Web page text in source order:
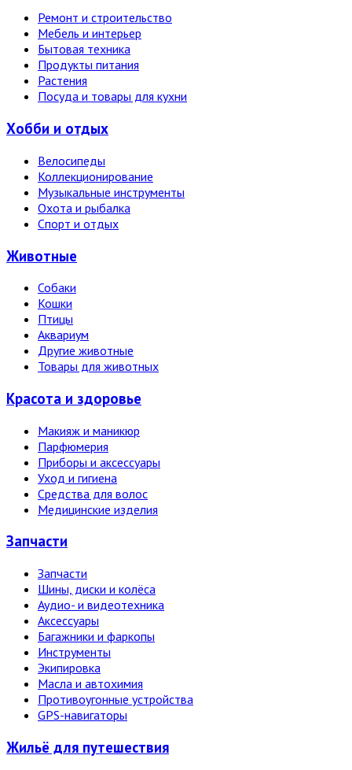
Ремонт и строительство
Мебель и интерьер
Бытовая техника
Продукты питания
Растения
Посуда и товары для кухни
Хобби и отдых
Велосипеды
Коллекционирование
Музыкальные инструменты
Охота и рыбалка
Спорт и отдых
Животные
Собаки
Кошки
Птицы
Аквариум
Другие животные
Товары для животных
Красота и здоровье
Макияж и маникюр
Парфюмерия
Приборы и аксессуары
Уход и гигиена
Средства для волос
Медицинские изделия
Запчасти
Запчасти
Шины, диски и колёса
Аудио- и видеотехника
Аксессуары
Багажники и фаркопы
Инструменты
Экипировка
Масла и автохимия
Противоугонные устройства
GPS-навигаторы
Жильё для путешествия